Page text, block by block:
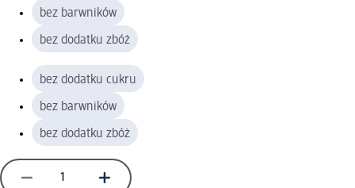
bez barwników
bez dodatku zbóż
bez dodatku cukru
bez barwników
bez dodatku zbóż